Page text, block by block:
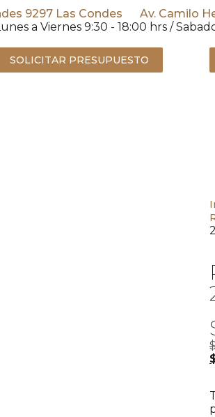
9297 Las Condes Av. Camilo
a Viernes 9:30 - 18:00 hrs /
SOLICITAR PRESUPUESTO